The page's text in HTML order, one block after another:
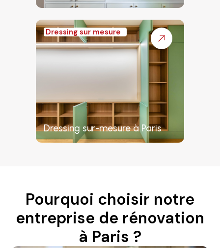
Dressing sur mesure
Dressing sur-mesure à Paris
Pourquoi choisir notre
entreprise de rénovation
à Paris ?